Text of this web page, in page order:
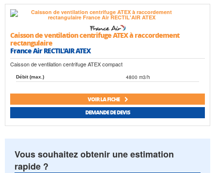
Caisson de ventilation centrifuge ATEX à raccordement
rectangulaire
France Air RECTIL'AIR ATEX
Caisson de ventilation centrifuge ATEX compact
Débit (max.) 4800 m3/h
VOIR LA FICHE
DEMANDE DE DEVIS
Vous souhaitez obtenir une estimation
rapide ?